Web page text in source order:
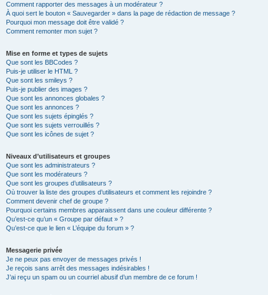
Comment rapporter des messages à un modérateur ?
À quoi sert le bouton « Sauvegarder » dans la page de rédaction de message ?
Pourquoi mon message doit être validé ?
Comment remonter mon sujet ?
Mise en forme et types de sujets
Que sont les BBCodes ?
Puis-je utiliser le HTML ?
Que sont les smileys ?
Puis-je publier des images ?
Que sont les annonces globales ?
Que sont les annonces ?
Que sont les sujets épinglés ?
Que sont les sujets verrouillés ?
Que sont les icônes de sujet ?
Niveaux d’utilisateurs et groupes
Que sont les administrateurs ?
Que sont les modérateurs ?
Que sont les groupes d’utilisateurs ?
Où trouver la liste des groupes d’utilisateurs et comment les rejoindre ?
Comment devenir chef de groupe ?
Pourquoi certains membres apparaissent dans une couleur différente ?
Qu’est-ce qu’un « Groupe par défaut » ?
Qu’est-ce que le lien « L’équipe du forum » ?
Messagerie privée
Je ne peux pas envoyer de messages privés !
Je reçois sans arrêt des messages indésirables !
J’ai reçu un spam ou un courriel abusif d’un membre de ce forum !